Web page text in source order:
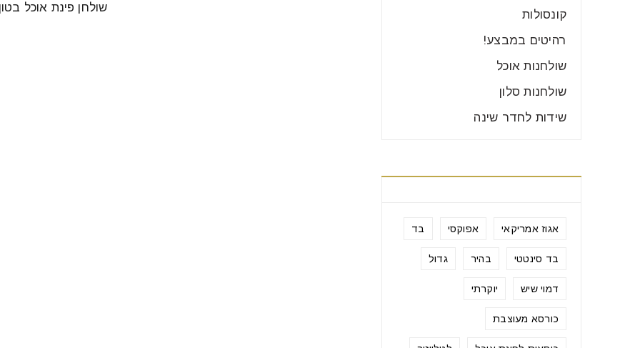
שולחן פינת אוכל בטון
קונסולות
רהיטים במבצע!
שולחנות אוכל
שולחנות סלון
שידות לחדר שינה
אגוז אמריקאי אפוקסי בד
בד סינטטי בהיר גדול
דמוי שיש יוקרתי
כורסא מעוצבת